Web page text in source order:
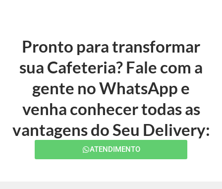
Pronto para transformar
sua Cafeteria? Fale com a
gente no WhatsApp e
venha conhecer todas as
vantagens do Seu Delivery:
ATENDIMENTO